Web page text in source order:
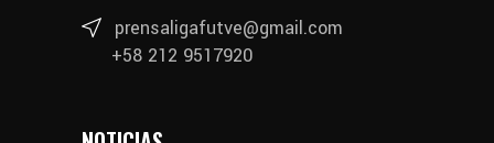
prensaligafutve@gmail.com
+58 212 9517920